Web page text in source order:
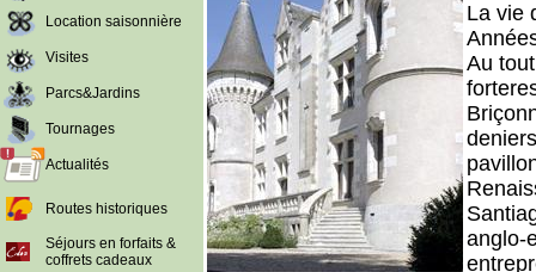
Location saisonnière
Visites
Parcs&Jardins
Tournages
Actualités
Routes historiques
Séjours en forfaits &
coffrets cadeaux
La vie
Au
anglo-